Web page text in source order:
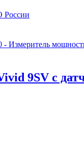
России
- Измеритель
9SV с